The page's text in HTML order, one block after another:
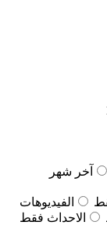
آخر شهر
الفيديوهات
الاحداث فقط